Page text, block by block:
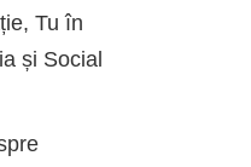
Tu în
și Social